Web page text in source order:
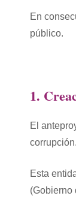
En
público.
1.
El
corrupción.
Esta
(Gobierno